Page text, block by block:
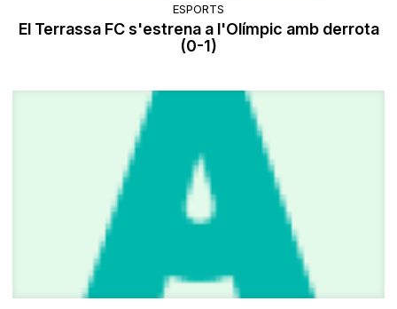
ESPORTS
El Terrassa FC s'estrena a l'Olímpic amb derrota
(0-1)